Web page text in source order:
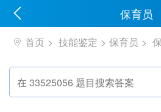
保育员
首页 技能鉴定 保育员